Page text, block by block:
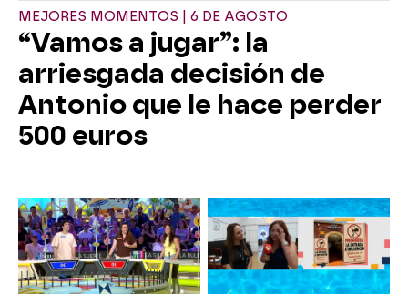
MEJORES MOMENTOS | 6 DE AGOSTO
“Vamos a jugar”: la
arriesgada decisión de
Antonio que le hace perder
500 euros